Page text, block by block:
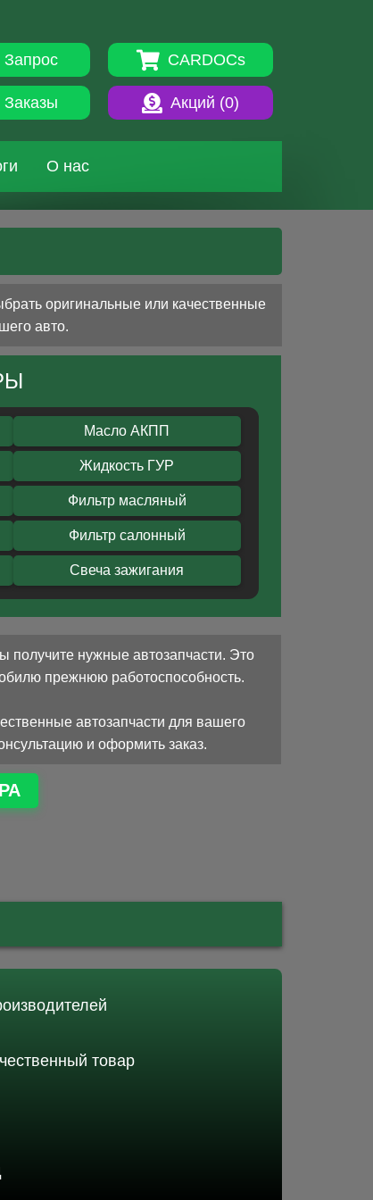
Запрос
Заказы
CARDOCs
Акций (0)
О нас
оригинальные или качественные
авто.
Масло АКПП
Жидкость ГУР
Фильтр масляный
Фильтр салонный
Свеча зажигания
получите нужные автозапчасти. Это
прежнюю работоспособность.
автозапчасти для вашего
и оформить заказ.
товар